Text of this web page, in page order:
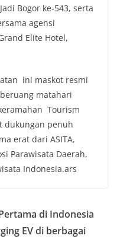
Bogor ke-543, serta
agensi
Elite Hotel,
ini maskot resmi
matahari
Tourism
dukungan penuh
erat dari ASITA,
Parawisata Daerah,
Indonesia.ars
di Indonesia
EV di berbagai